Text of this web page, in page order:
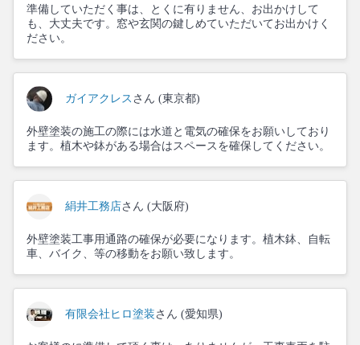
準備していただく事は、とくに有りません、お出かけして
も、大丈夫です。窓や玄関の鍵しめていただいてお出かけく
ださい。
ガイアクレス さん (東京都)
外壁塗装の施工の際には水道と電気の確保をお願いしており
ます。植木や鉢がある場合はスペースを確保してください。
絹井工務店さん (大阪府)
外壁塗装工事用通路の確保が必要になります。植木鉢、自転
車、バイク、等の移動をお願い致します。
有限会社ヒロ塗装 さん (愛知県)